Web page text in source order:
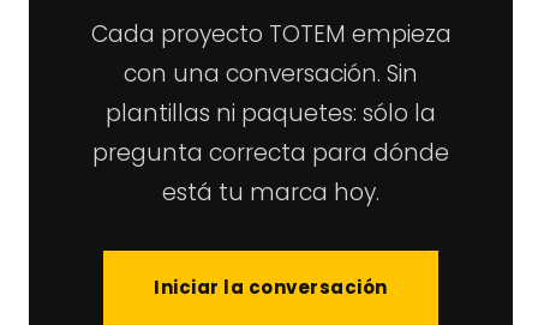
Cada proyecto TOTEM empieza
con una conversación. Sin
plantillas ni paquetes: sólo la
pregunta correcta para dónde
está tu marca hoy.
Iniciar la conversación